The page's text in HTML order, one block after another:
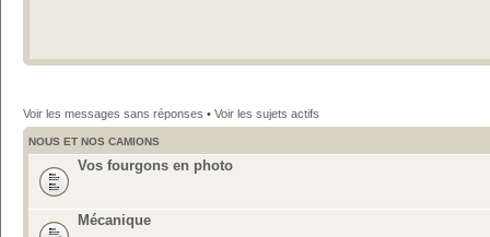
Voir les messages sans réponses • Voir les sujets actifs
NOUS ET NOS CAMIONS
Vos fourgons en photo
Mécanique